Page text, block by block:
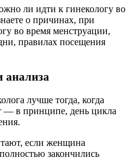
ли идти к гинекологу во
о причинах, при
во время менструации,
правилах посещения
анализа
лучше тогда, когда
— в принципе, день цикла
если женщина
закончились